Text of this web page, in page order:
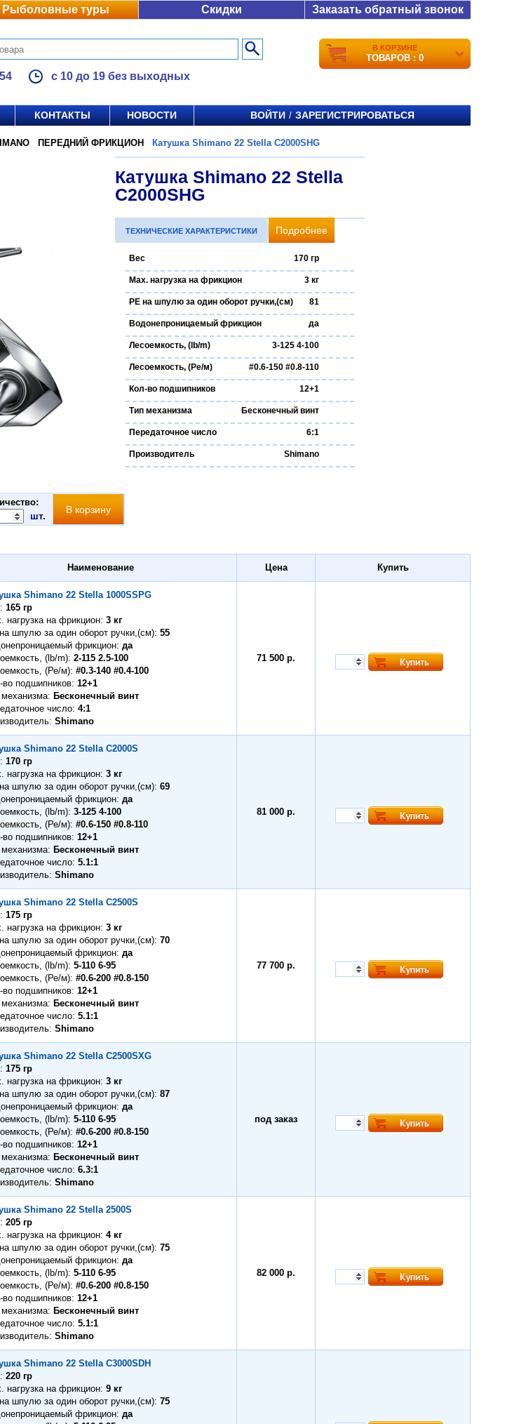
Рыболовные туры Скидки Заказать обратный звонок
с 10 до 19 без выходных
В КОРЗИНЕ
ТОВАРОВ : 0
КОНТАКТЫ НОВОСТИ ВОЙТИ / ЗАРЕГИСТРИРОВАТЬСЯ
/
ПЕРЕДНИЙ ФРИКЦИОН //
Катушка Shimano 22 Stella C2000SHG
шт.
Катушка Shimano 22 Stella
C2000SHG
ТЕХНИЧЕСКИЕ ХАРАКТЕРИСТИКИ Подробнее
Вес 170 гр
Max. нагрузка на фрикцион 3 кг
PE на шпулю за один оборот ручки,(см) 81
Водонепроницаемый фрикцион да
Лесоемкость, (lb/m) 3-125 4-100
Лесоемкость, (Ре/м) #0.6-150 #0.8-110
Кол-во подшипников 12+1
Тип механизма Бесконечный винт
Передаточное число 6:1
Производитель Shimano
Наименование Цена Купить
Shimano 22 Stella 1000SSPG
165 гр
нагрузка на фрикцион 3 кг
шпулю за один оборот ручки,(см) 55
фрикцион да
(lb/m) 2-115 2.5-100
(Ре/м) #0.3-140 #0.4-100
во подшипников 12+1
механизма
Бесконечный винт
число 4:1
Shimano
71 500 р.
Shimano 22 Stella C2000S
170 гр
нагрузка на фрикцион 3 кг
шпулю за один оборот ручки,(см) 69
фрикцион да
(lb/m) 3-125 4-100
(Ре/м) #0.6-150 #0.8-110
во подшипников 12+1
механизма
Бесконечный винт
число 5.1:1
Shimano
81 000 р.
Shimano 22 Stella C2500S
175 гр
нагрузка на фрикцион 3 кг
шпулю за один оборот ручки,(см) 70
фрикцион да
(lb/m) 5-110 6-95
(Ре/м) #0.6-200 #0.8-150
во подшипников 12+1
механизма
Бесконечный винт
число 5.1:1
Shimano
77 700 р.
Shimano 22 Stella C2500SXG
175 гр
нагрузка на фрикцион 3 кг
шпулю за один оборот ручки,(см) 87
фрикцион да
(lb/m) 5-110 6-95
(Ре/м) #0.6-200 #0.8-150
во подшипников 12+1
механизма
Бесконечный винт
число 6.3:1
Shimano
под заказ
Shimano 22 Stella 2500S
205 гр
нагрузка на фрикцион 4 кг
шпулю за один оборот ручки,(см) 75
фрикцион да
(lb/m) 5-110 6-95
(Ре/м) #0.6-200 #0.8-150
во подшипников 12+1
механизма
Бесконечный винт
число 5.1:1
Shimano
82 000 р.
Shimano 22 Stella C3000SDH
220 гр
нагрузка на фрикцион 9 кг
шпулю за один оборот ручки,(см) 75
фрикцион да